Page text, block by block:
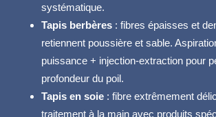
systématique.
Tapis berbères: fibres épaisses et
retiennent poussière et sable.
puissance + injection-extraction pour
profondeur du poil.
Tapis en soie: fibre extrêmement
traitement à la main avec produits